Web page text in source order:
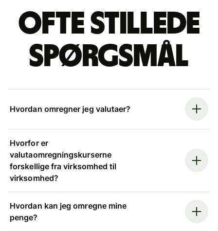
Ofte stillede
spørgsmål
Hvordan omregner jeg valutaer?
Hvorfor er
valutaomregningskurserne
forskellige fra virksomhed til
virksomhed?
Hvordan kan jeg omregne mine
penge?